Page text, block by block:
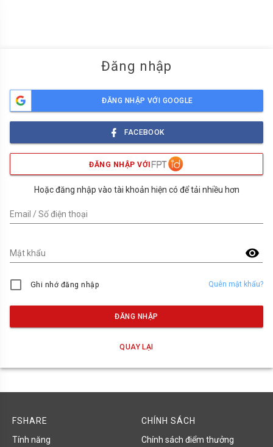
Đăng nhập
ĐĂNG NHẬP VỚI GOOGLE
FACEBOOK
ĐĂNG NHẬP VỚI
Hoặc đăng nhập vào tài khoản hiện có để tải nhiều hơn
Email / Số điện thoại
visibility
Mật khẩu
Ghi nhớ đăng nhập Quên mật khẩu?
ĐĂNG NHẬP
QUAY LẠI
FSHARE
Tính năng
CHÍNH SÁCH
Chính sách điểm thưởng